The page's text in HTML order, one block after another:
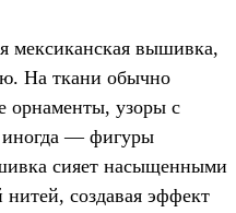
мексиканская вышивка,
На ткани обычно
орнаменты, узоры с
иногда — фигуры
сияет насыщенными
нитей, создавая эффект